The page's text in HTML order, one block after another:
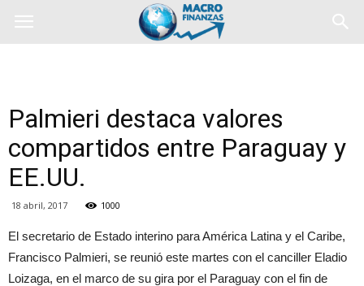
Palmieri destaca valores
compartidos entre Paraguay y
EE.UU.
18 abril, 2017 1000
El secretario de Estado interino para América Latina y el Caribe,
Francisco Palmieri, se reunió este martes con el canciller Eladio
Loizaga, en el marco de su gira por el Paraguay con el fin de